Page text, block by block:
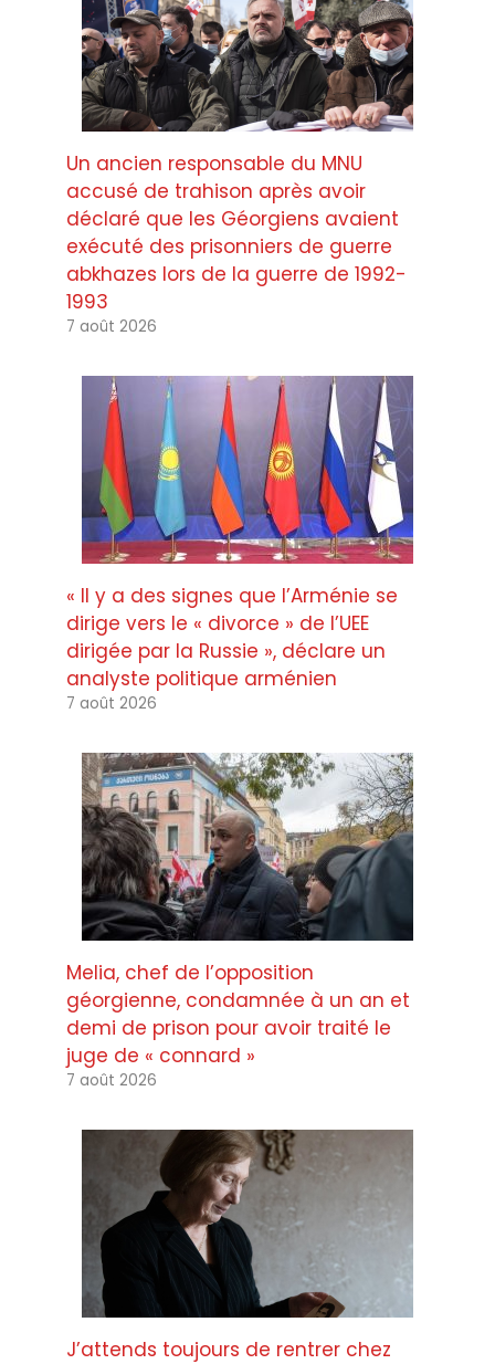
Un ancien responsable du MNU
accusé de trahison après avoir
déclaré que les Géorgiens avaient
exécuté des prisonniers de guerre
abkhazes lors de la guerre de 1992-
1993
7 août 2026
« Il y a des signes que l’Arménie se
dirige vers le « divorce » de l’UEE
dirigée par la Russie », déclare un
analyste politique arménien
7 août 2026
Melia, chef de l’opposition
géorgienne, condamnée à un an et
demi de prison pour avoir traité le
juge de « connard »
7 août 2026
J’attends toujours de rentrer chez